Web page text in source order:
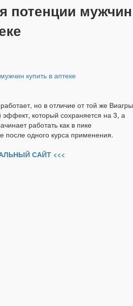
потенции мужчин
но в отличие от той же Виагры
эффект, который сохраняется на 3, а
работать как в пике
после одного курса применения.
САЙТ <<<